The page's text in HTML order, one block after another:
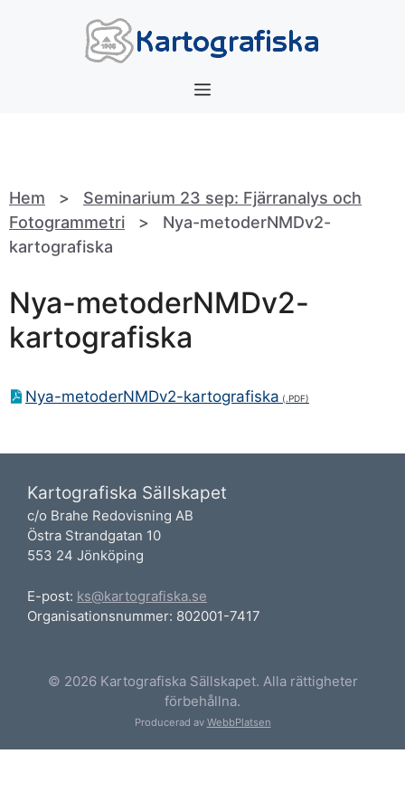
Meny
Hem > Seminarium 23 sep: Fjärranalys och
Fotogrammetri > Nya-metoderNMDv2-
kartografiska
Nya-metoderNMDv2-
kartografiska
Nya-metoderNMDv2-kartografiska
Kartografiska Sällskapet
c/o Brahe Redovisning AB
Östra Strandgatan 10
553 24 Jönköping
E-post: ks@kartografiska.se
Organisationsnummer: 802001-7417
© 2026 Kartografiska Sällskapet. Alla rättigheter
förbehållna.
Producerad av WebbPlatsen